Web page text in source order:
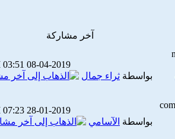
آخر مشاركة
08-04-2019
03:51 PM
بواسطة ثراء جمال
28-01-2019
07:23 PM
بواسطة الآسامي